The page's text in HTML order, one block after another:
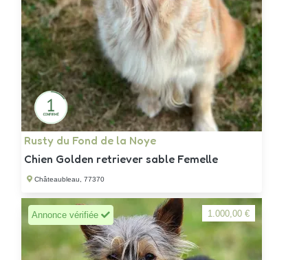
Rusty du Fond de la Noye
Chien Golden retriever sable Femelle
Châteaubleau, 77370
Annonce vérifiée 1.000,00 €